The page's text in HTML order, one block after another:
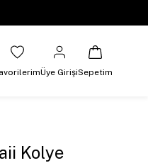
Üye GirişiSepetim
Kolye